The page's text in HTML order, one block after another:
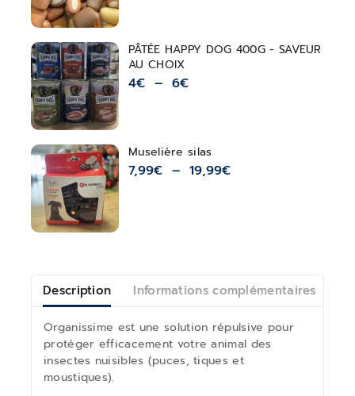
PÂTÉE HAPPY DOG 400G - SAVEUR
AU CHOIX
4€ – 6€
Muselière silas
7,99€ – 19,99€
Description Informations complémentaires
Organissime est une solution répulsive pour
protéger efficacement votre animal des
insectes nuisibles (puces, tiques et
moustiques).